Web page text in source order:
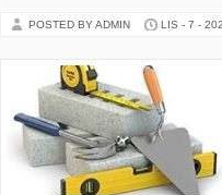
POSTED BY ADMIN LIS - 7 -